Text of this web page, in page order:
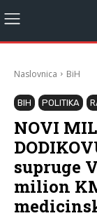
Naslovnica BiH
BIH POLITIKA
NOVI
supruge
milion